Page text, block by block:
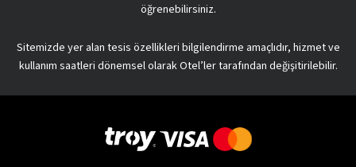
öğrenebilirsiniz.
Sitemizde yer alan tesis özellikleri bilgilendirme amaçlıdır, hizmet ve
kullanım saatleri dönemsel olarak Otel’ler tarafından değişitirilebilir.